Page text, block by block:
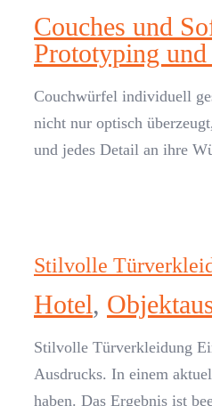
Couches und
Prototyping
Couchwürfel individuell
nicht nur optisch
und jedes Detail an ihre
Stilvolle
Hotel,
Stilvolle Türverkleidung
Ausdrucks. In einem
haben. Das Ergebnis ist